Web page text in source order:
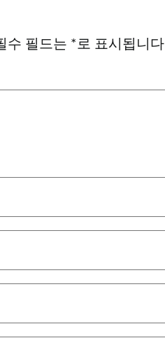
수 필드는 *로 표시됩니다